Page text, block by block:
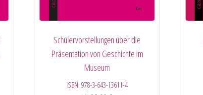
Schülervorstellungen über die
Präsentation von Geschichte im
Museum
ISBN:978-3-643-13611-4